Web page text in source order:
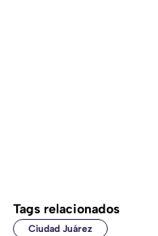
Tags relacionados
Ciudad Juárez